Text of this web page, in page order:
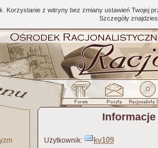
Korzystanie z witryny bez zmiany ustawień Twojej
Szczegóły
Użytkownik:
kv109